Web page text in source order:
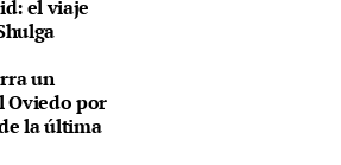
el viaje
un
Oviedo por
la última